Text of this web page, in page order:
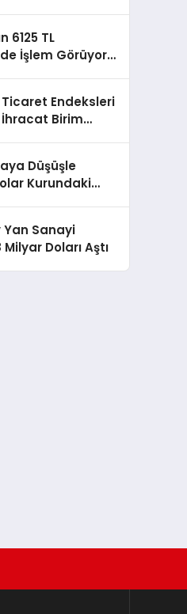
6125 TL
İşlem Görüyor
Ticaret Endeksleri
İhracat Birim
Düşüşle
Kurundaki
Sanayi
Doları Aştı